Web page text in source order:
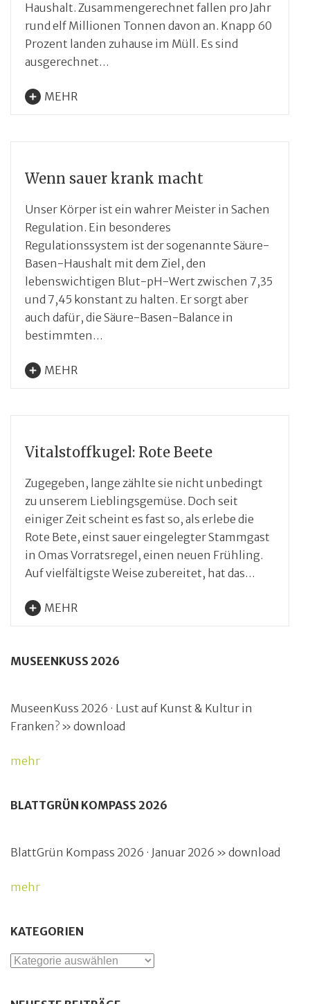
Haushalt. Zusammengerechnet fallen pro Jahr
rund elf Millionen Tonnen davon an. Knapp 60
Prozent landen zuhause im Müll. Es sind
ausgerechnet…
MEHR
Wenn sauer krank macht
Unser Körper ist ein wahrer Meister in Sachen
Regulation. Ein besonderes
Regulationssystem ist der sogenannte Säure-
Basen-Haushalt mit dem Ziel, den
lebenswichtigen Blut-pH-Wert zwischen 7,35
und 7,45 konstant zu halten. Er sorgt aber
auch dafür, die Säure-Basen-Balance in
bestimmten…
MEHR
Vitalstoffkugel: Rote Beete
Zugegeben, lange zählte sie nicht unbedingt
zu unserem Lieblingsgemüse. Doch seit
einiger Zeit scheint es fast so, als erlebe die
Rote Bete, einst sauer eingelegter Stammgast
in Omas Vorratsregel, einen neuen Frühling.
Auf vielfältigste Weise zubereitet, hat das…
MEHR
MUSEENKUSS 2026
MuseenKuss 2026 · Lust auf Kunst & Kultur in
Franken? » download
mehr
BLATTGRÜN KOMPASS 2026
BlattGrün Kompass 2026 · Januar 2026 » download
mehr
KATEGORIEN
Kategorien